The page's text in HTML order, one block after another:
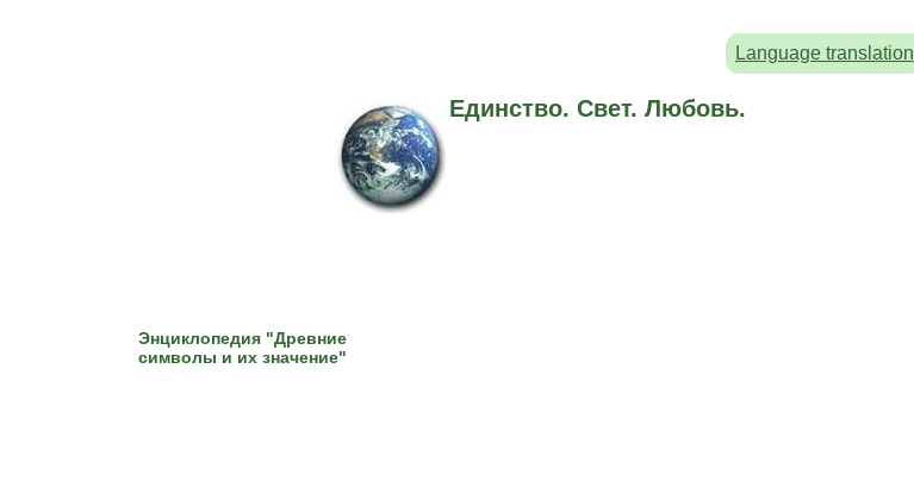
Language translation
Единство. Свет. Любовь.
Энциклопедия "Древние
символы и их значение"